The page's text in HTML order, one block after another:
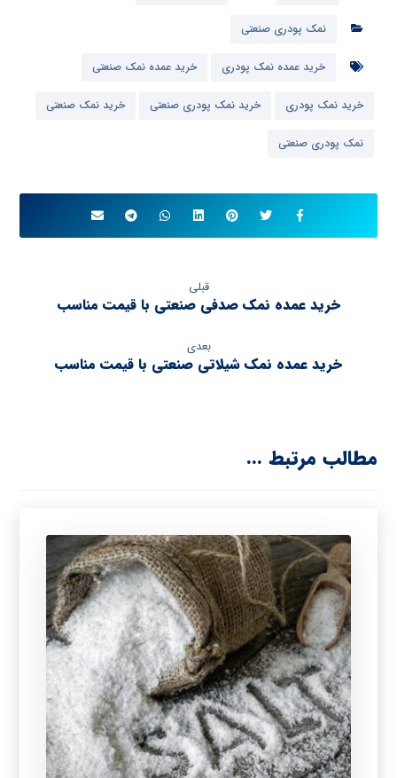
نمک پودری صنعتی
خرید عمده نمک پودری خرید عمده نمک صنعتی
خرید نمک پودری خرید نمک پودری صنعتی خرید نمک صنعتی
نمک پودری صنعتی
قبلی
خرید عمده نمک صدفی صنعتی با قیمت مناسب
بعدی
خرید عمده نمک شیلاتی صنعتی با قیمت مناسب
مطالب مرتبط ...